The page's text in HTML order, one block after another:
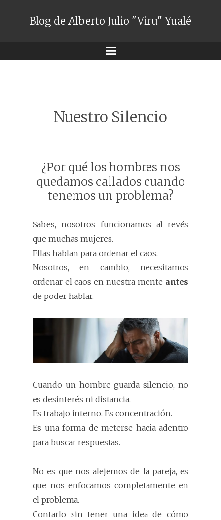
Blog de Alberto Julio "Viru" Yualé
Menú
Nuestro Silencio
¿Por qué los hombres nos
quedamos callados cuando
tenemos un problema?
Sabes, nosotros funcionamos al revés
que muchas mujeres.
Ellas hablan para ordenar el caos.
Nosotros, en cambio, necesitamos
ordenar el caos en nuestra mente antes
de poder hablar.
Cuando un hombre guarda silencio, no
es desinterés ni distancia.
Es trabajo interno. Es concentración.
Es una forma de meterse hacia adentro
para buscar respuestas.
No es que nos alejemos de la pareja, es
que nos enfocamos completamente en
el problema.
Contarlo sin tener una idea de cómo